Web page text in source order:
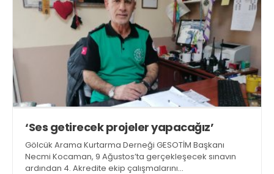
‘Ses getirecek projeler yapacağız’
Gölcük Arama Kurtarma Derneği GESOTİM Başkanı
Necmi Kocaman, 9 Ağustos’ta gerçekleşecek sınavın
ardından 4. Akredite ekip çalışmalarını